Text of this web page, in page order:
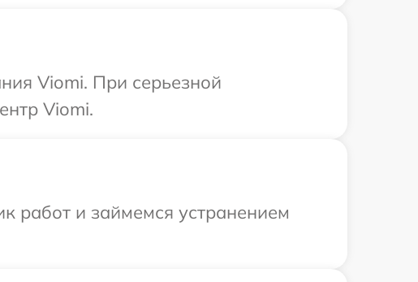
Viomi. При серьезной
Viomi.
работ и займемся устранением